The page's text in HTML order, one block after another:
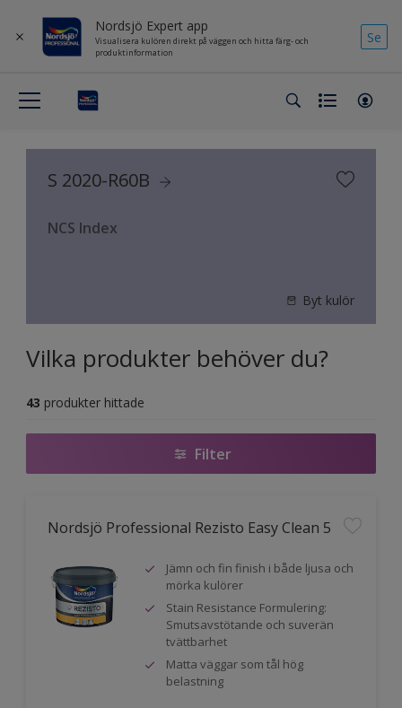
Nordsjö Expert app
Visualisera kulören direkt på väggen och hitta färg- och
produktinformation
Se
S 2020-R60B
NCS Index
Byt kulör
Vilka produkter behöver du?
43 produkter hittade
Filter
Nordsjö Professional Rezisto Easy Clean 5
Jämn och fin finish i både ljusa och
mörka kulörer
Stain Resistance Formulering:
Smutsavstötande och suverän
tvättbarhet
Matta väggar som tål hög
belastning